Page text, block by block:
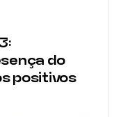
do
positivos